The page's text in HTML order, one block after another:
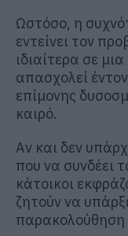
Ωστόσο, η
εντείνει τον
ιδιαίτερα σε
απασχολεί
επίμονης
καιρό.
Αν και δεν
που να συνδέει
κάτοικοι
ζητούν να